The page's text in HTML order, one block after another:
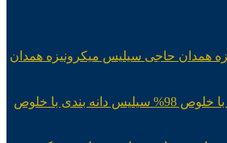
سیلیس میکرونیزه همدان
سیلیس دانه بندی با خلوص